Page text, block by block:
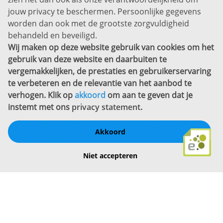
Sitemap
Copyright
Bekijk ook eens
jouw privacy te beschermen. Persoonlijke gegevens
worden dan ook met de grootste zorgvuldigheid
behandeld en beveiligd.
Wij maken op deze website gebruik van cookies om het
gebruik van deze website en daarbuiten te
vergemakkelijken, de prestaties en gebruikerservaring
te verbeteren en de relevantie van het aanbod te
verhogen. Klik opakkoord om aan te geven dat je
instemt met ons privacy statement.
Akkoord
Niet accepteren